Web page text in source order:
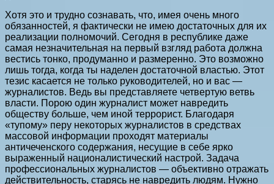
Хотя это и трудно сознавать, что, имея очень много
обязанностей, я фактически не имею достаточных для их
реализации полномочий. Сегодня в республике даже
самая незначительная на первый взгляд работа должна
вестись тонко, продуманно и размеренно. Это возможно
лишь тогда, когда ты наделен достаточной властью. Этот
тезис касается не только руководителей, но и вас —
журналистов. Ведь вы представляете четвертую ветвь
власти. Порою один журналист может навредить
обществу больше, чем иной террорист. Благодаря
«тупому» перу некоторых журналистов в средствах
массовой информации проходят материалы
античеченского содержания, несущие в себе ярко
выраженный националистический настрой. Задача
профессиональных журналистов — объективно отражать
действительность, старясь не навредить людям. Нужно